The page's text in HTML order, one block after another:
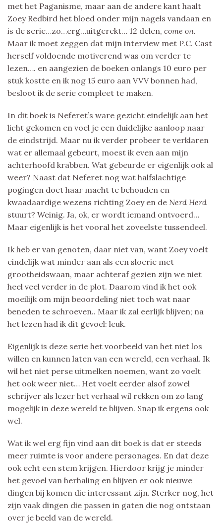
met het Paganisme, maar aan de andere kant haalt
Zoey Redbird het bloed onder mijn nagels vandaan en
is de serie…zo…erg…uitgerekt… 12 delen, come on.
Maar ik moet zeggen dat mijn interview met P.C. Cast
herself voldoende motiverend was om verder te
lezen…. en aangezien de boeken onlangs 10 euro per
stuk kostte en ik nog 15 euro aan VVV bonnen had,
besloot ik de serie compleet te maken.
In dit boek is Neferet’s ware gezicht eindelijk aan het
licht gekomen en voel je een duidelijke aanloop naar
de eindstrijd. Maar nu ik verder probeer te verklaren
wat er allemaal gebeurt, moest ik even aan mijn
achterhoofd krabben. Wat gebeurde er eigenlijk ook al
weer? Naast dat Neferet nog wat halfslachtige
pogingen doet haar macht te behouden en
kwaadaardige wezens richting Zoey en de Nerd Herd
stuurt? Weinig. Ja, ok, er wordt iemand ontvoerd…
Maar eigenlijk is het vooral het zoveelste tussendeel.
Ik heb er van genoten, daar niet van, want Zoey voelt
eindelijk wat minder aan als een sloerie met
grootheidswaan, maar achteraf gezien zijn we niet
heel veel verder in de plot. Daarom vind ik het ook
moeilijk om mijn beoordeling niet toch wat naar
beneden te schroeven.. Maar ik zal eerlijk blijven; na
het lezen had ik dit gevoel: leuk.
Eigenlijk is deze serie het voorbeeld van het niet los
willen en kunnen laten van een wereld, een verhaal. Ik
wil het niet perse uitmelken noemen, want zo voelt
het ook weer niet… Het voelt eerder alsof zowel
schrijver als lezer het verhaal wil rekken om zo lang
mogelijk in deze wereld te blijven. Snap ik ergens ook
wel.
Wat ik wel erg fijn vind aan dit boek is dat er steeds
meer ruimte is voor andere personages. En dat deze
ook echt een stem krijgen. Hierdoor krijg je minder
het gevoel van herhaling en blijven er ook nieuwe
dingen bij komen die interessant zijn. Sterker nog, het
zijn vaak dingen die passen in gaten die nog ontstaan
over je beeld van de wereld.